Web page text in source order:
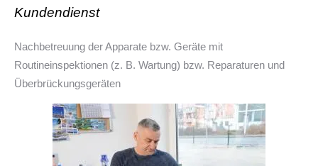
Kundendienst
Nachbetreuung der Apparate bzw. Geräte mit
Routineinspektionen (z. B. Wartung) bzw. Reparaturen und
Überbrückungsgeräten